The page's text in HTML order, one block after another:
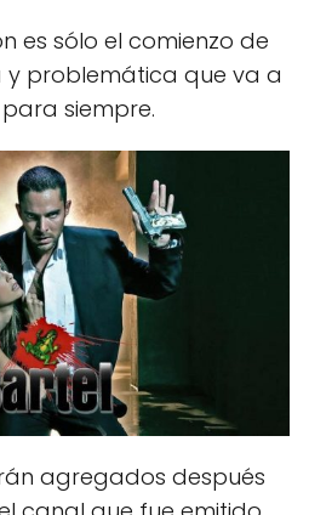
es sólo el comienzo de
problemática que va a
siempre.
agregados después